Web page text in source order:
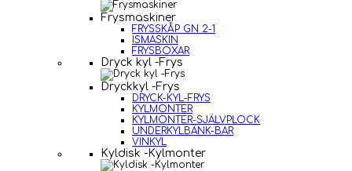
Frysmaskiner
FRYSSKÅP GN 2-1
ISMASKIN
FRYSBOXAR
Dryck kyl -Frys
Dryckkyl -Frys
DRYCK-KYL-FRYS
KYLMONTER
KYLMONTER-SJÄLVPLOCK
UNDERKYLBÄNK-BAR
VINKYL
Kyldisk -Kylmonter